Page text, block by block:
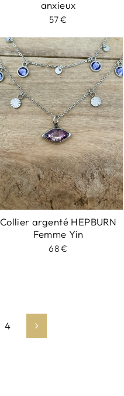
anxieux
57 €
Collier argenté HEPBURN
Femme Yin
68 €
4 Suivant